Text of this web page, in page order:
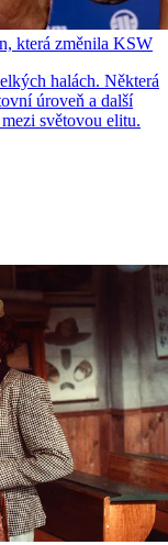
která změnila KSW
halách. Některá
úroveň a další
světovou elitu.